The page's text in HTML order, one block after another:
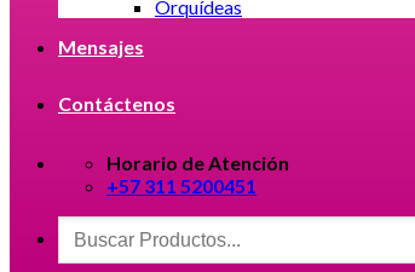
Orquídeas
Mensajes
Contáctenos
Horario de Atención
+57 311 5200451
Buscar
por: